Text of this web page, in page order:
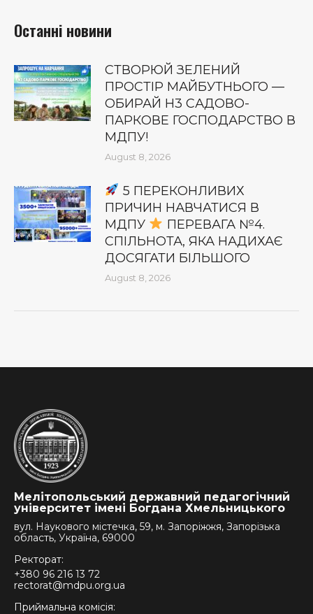
Останні новини
СТВОРЮЙ ЗЕЛЕНИЙ
ПРОСТІР МАЙБУТНЬОГО —
ОБИРАЙ Н3 САДОВО-
ПАРКОВЕ ГОСПОДАРСТВО В
МДПУ!
August 8, 2026
5 ПЕРЕКОНЛИВИХ
ПРИЧИН НАВЧАТИСЯ В
МДПУ
ПЕРЕВАГА №4.
СПІЛЬНОТА, ЯКА НАДИХАЄ
ДОСЯГАТИ БІЛЬШОГО
August 8, 2026
Мелітопольський державний педагогічний
університет імені Богдана Хмельницького
вул. Наукового містечка, 59, м. Запоріжжя, Запорізька
область, Україна, 69000
Ректорат:
+380 96 216 13 72
rectorat@mdpu.org.ua
Приймальна комісія: